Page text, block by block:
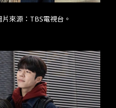
來源：​TBS​電視台。​